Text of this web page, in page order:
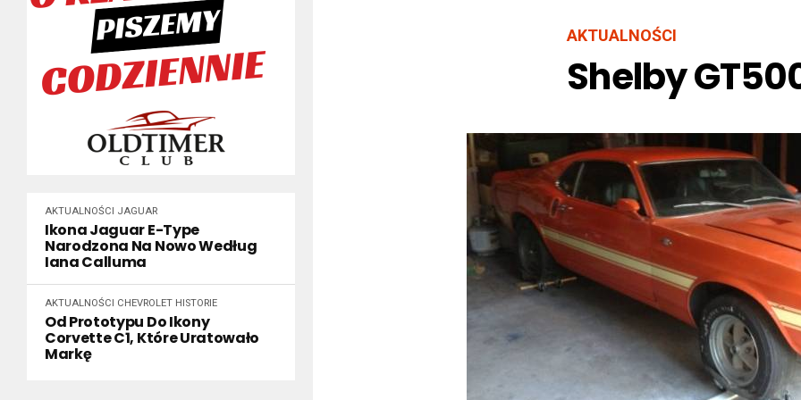
AKTUALNOŚCI JAGUAR
Ikona Jaguar E-Type
Narodzona Na Nowo Według
Iana Calluma
AKTUALNOŚCI CHEVROLET HISTORIE
Od Prototypu Do Ikony
Corvette C1, Które Uratowało
Markę
AKTUALNOŚCI
Shelby